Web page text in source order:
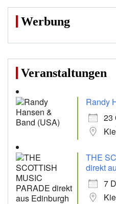
Werbung
Veranstaltungen
Randy
23
THE
direkt
7